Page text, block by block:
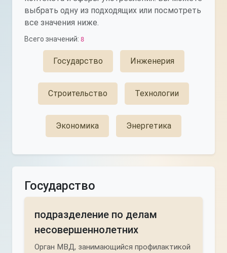
выбрать одну из подходящих или посмотреть
все значения ниже.
Всего значений: 8
Государство Инженерия
Строительство Технологии
Экономика Энергетика
Государство
подразделение по делам
несовершеннолетних
Орган МВД, занимающийся профилактикой